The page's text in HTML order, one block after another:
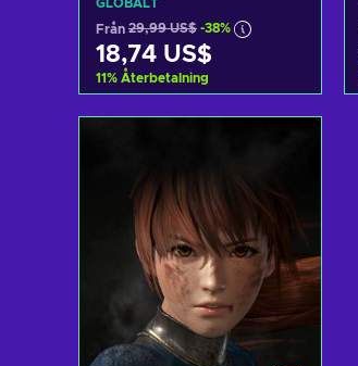
GLOBALT
Från 29,99 US$ -38%
18,74 US$
11% Återbetalning